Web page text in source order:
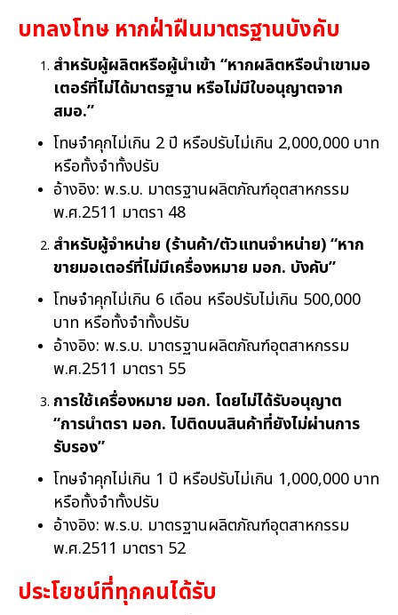
บทลงโทษ หากฝ่าฝืนมาตรฐานบังคับ
สำหรับผู้ผลิตหรือผู้นำเข้า “หากผลิตหรือนำเขามอ
เตอร์ที่ไม่ได้มาตรฐาน หรือไม่มีใบอนุญาตจาก
สมอ.”
โทษจำคุกไม่เกิน 2 ปี หรือปรับไม่เกิน 2,000,000 บาท
หรือทั้งจำทั้งปรับ
อ้างอิง: พ.ร.บ. มาตรฐานผลิตภัณฑ์อุตสาหกรรม
พ.ศ.2511 มาตรา 48
สำหรับผู้จำหน่าย (ร้านค้า/ตัวแทนจำหน่าย) “หาก
ขายมอเตอร์ที่ไม่มีเครื่องหมาย มอก. บังคับ”
โทษจำคุกไม่เกิน 6 เดือน หรือปรับไม่เกิน 500,000
บาท หรือทั้งจำทั้งปรับ
อ้างอิง: พ.ร.บ. มาตรฐานผลิตภัณฑ์อุตสาหกรรม
พ.ศ.2511 มาตรา 55
การใช้เครื่องหมาย มอก. โดยไม่ได้รับอนุญาต
“การนำตรา มอก. ไปติดบนสินค้าที่ยังไม่ผ่านการ
รับรอง”
โทษจำคุกไม่เกิน 1 ปี หรือปรับไม่เกิน 1,000,000 บาท
หรือทั้งจำทั้งปรับ
อ้างอิง: พ.ร.บ. มาตรฐานผลิตภัณฑ์อุตสาหกรรม
พ.ศ.2511 มาตรา 52
ประโยชน์ที่ทุกคนได้รับ